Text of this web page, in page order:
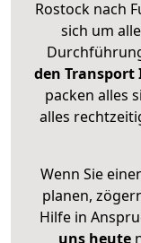
Rostock nach
sich um
den Transport
packen alles
alles
Wenn Sie
planen,
Hilfe in
uns heute